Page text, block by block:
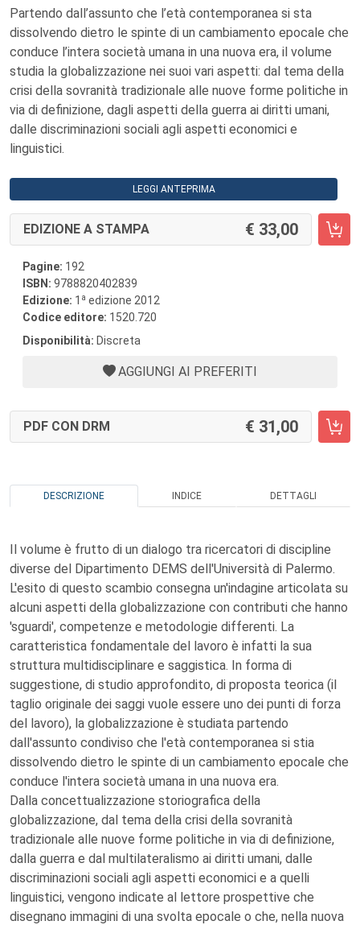
Partendo dall’assunto che l’età contemporanea si sta
dissolvendo dietro le spinte di un cambiamento epocale che
conduce l’intera società umana in una nuova era, il volume
studia la globalizzazione nei suoi vari aspetti: dal tema della
crisi della sovranità tradizionale alle nuove forme politiche in
via di definizione, dagli aspetti della guerra ai diritti umani,
dalle discriminazioni sociali agli aspetti economici e
linguistici.
LEGGI ANTEPRIMA
EDIZIONE A STAMPA 33,00
Pagine: 192
ISBN: 9788820402839
Edizione: 1 a edizione 2012
Codice editore: 1520.720
Disponibilità: Discreta
AGGIUNGI AI PREFERITI
PDF CON DRM 31,00
DESCRIZIONE INDICE DETTAGLI
Il volume è frutto di un dialogo tra ricercatori di discipline
diverse del Dipartimento DEMS dell'Università di Palermo.
L'esito di questo scambio consegna un'indagine articolata su
alcuni aspetti della globalizzazione con contributi che hanno
'sguardi', competenze e metodologie differenti. La
caratteristica fondamentale del lavoro è infatti la sua
struttura multidisciplinare e saggistica. In forma di
suggestione, di studio approfondito, di proposta teorica (il
taglio originale dei saggi vuole essere uno dei punti di forza
del lavoro), la globalizzazione è studiata partendo
dall'assunto condiviso che l'età contemporanea si stia
dissolvendo dietro le spinte di un cambiamento epocale che
conduce l'intera società umana in una nuova era.
Dalla concettualizzazione storiografica della
globalizzazione, dal tema della crisi della sovranità
tradizionale alle nuove forme politiche in via di definizione,
dalla guerra e dal multilateralismo ai diritti umani, dalle
discriminazioni sociali agli aspetti economici e a quelli
linguistici, vengono indicate al lettore prospettive che
disegnano immagini di una svolta epocale o che, nella nuova